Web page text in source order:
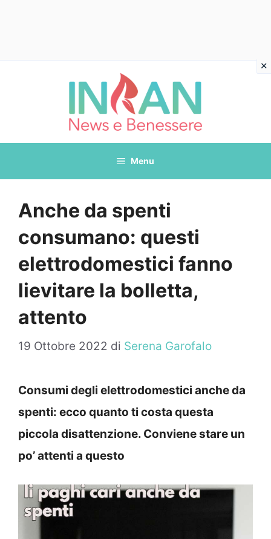
Menu
Anche da spenti
consumano: questi
elettrodomestici fanno
lievitare la bolletta,
attento
19 Ottobre 2022 di Serena Garofalo
Consumi degli elettrodomestici anche da
spenti: ecco quanto ti costa questa
piccola disattenzione. Conviene stare un
po’ attenti a questo